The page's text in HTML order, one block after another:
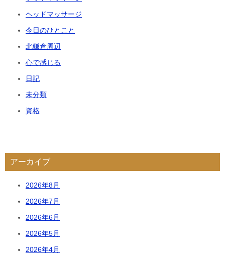
ヘッドマッサージ
今日のひとこと
北鎌倉周辺
心で感じる
日記
未分類
資格
アーカイブ
2026年8月
2026年7月
2026年6月
2026年5月
2026年4月